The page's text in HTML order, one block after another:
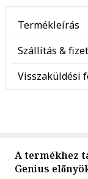
Termékleírás
Szállítás &
Visszaküldési
A termékhez
Genius